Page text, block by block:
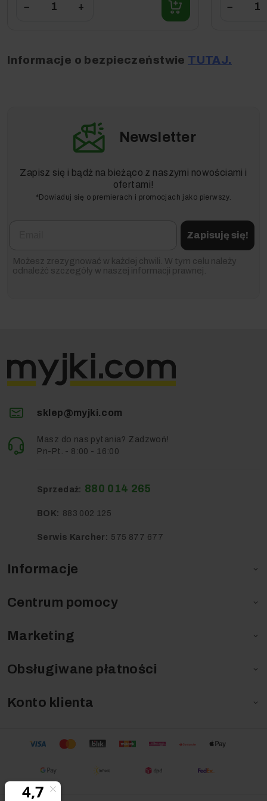
− + −
Informacje o bezpieczeństwie TUTAJ.
Newsletter
Zapisz się i bądź na bieżąco z naszymi nowościami i
ofertami!
*Dowiaduj się o premierach i promocjach jako pierwszy.
Zapisuję się!
Możesz zrezygnować w każdej chwili. W tym celu należy
odnaleźć szczegóły w naszej informacji prawnej.
Informacje 
Centrum pomocy 
Marketing 
Obsługiwane płatności 
Konto klienta 
sklep@myjki.com
Masz do nas pytania? Zadzwoń!
Pn-Pt. - 8:00 - 16:00
Sprzedaż: 880 014 265
BOK: 883 002 125
Serwis Karcher: 575 877 677